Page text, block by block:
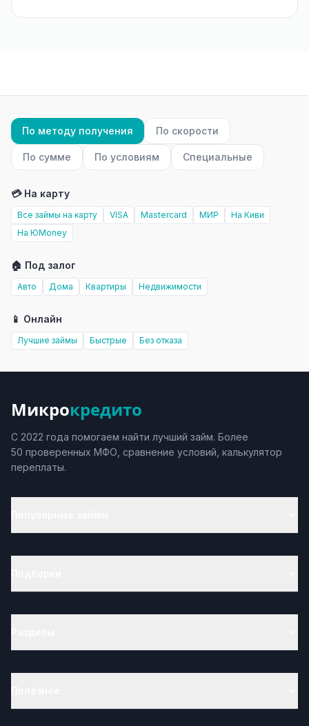
По методу получения По скорости
По сумме По условиям Специальные
💳 На карту
Все займы на карту VISA Mastercard МИР
На Киви
На ЮMoney
🏠 Под залог
Авто Дома Квартиры Недвижимости
📱 Онлайн
Лучшие займы Быстрые Без отказа
Микрокредито
С 2022 года помогаем найти лучший займ. Более
50 проверенных МФО, сравнение условий, калькулятор
переплаты.